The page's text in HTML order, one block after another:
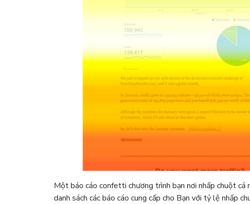
Một báo cáo confetti chương trình bạn nơi nhấp chuột
danh sách các báo cáo cung cấp cho Bạn với tỷ lệ nhấp